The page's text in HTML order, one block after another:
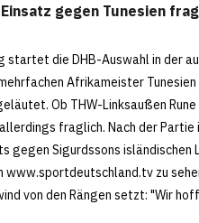
gegen Tunesien
startet die DHB-Auswahl in der
Afrikameister
Ob THW-Linksaußen
fraglich. Nach der Partie
gegen Sigurdssons isländischen
www.sportdeutschland.tv zu
von den Rängen setzt: "Wir